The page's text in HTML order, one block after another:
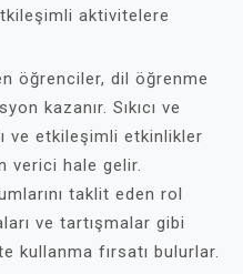
aktivitelere
öğrenciler, dil öğrenme
kazanır. Sıkıcı ve
ve etkileşimli etkinlikler
verici hale gelir.
taklit eden rol
ve tartışmalar gibi
kullanma fırsatı bulurlar.